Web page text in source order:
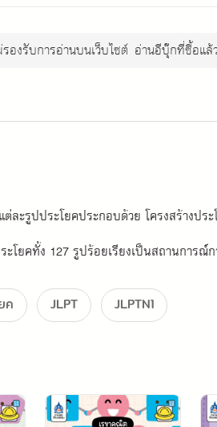
องรับการอ่านบนเว็บไซต์ อ่านอีบุ๊กที่ซื้อแล้
รูปประโยคประกอบด้วย โครงสร้างปร
โยคทั้ง 127 รูปร้อยเรียงเป็นสถานการ
ค JLPT JLPTN1